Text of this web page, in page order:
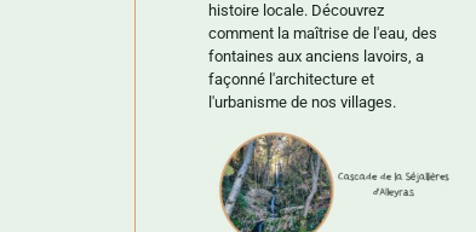
histoire locale. Découvrez
comment la maîtrise de l'eau, des
fontaines aux anciens lavoirs, a
façonné l'architecture et
l'urbanisme de nos villages.